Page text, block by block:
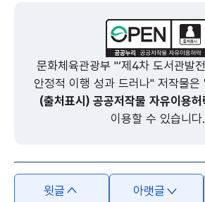
문화체육관광부 "‘제4차 도서관발
안정적 이행 성과 드러나" 저작물은
(출처표시) 공공저작물 자유이용허
이용할 수 있습니다.
윗글 아랫글